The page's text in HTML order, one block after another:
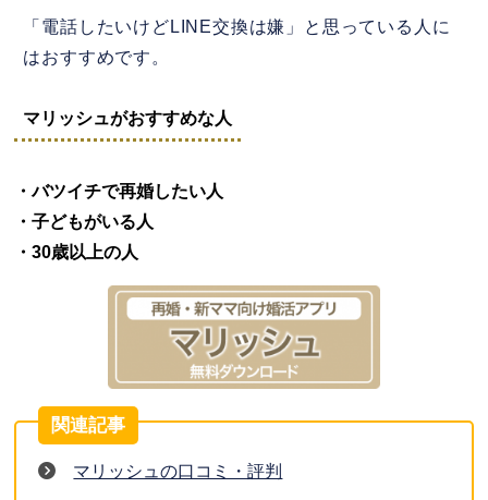
「電話したいけどLINE交換は嫌」と思っている人に
はおすすめです。
マリッシュがおすすめな人
・バツイチで再婚したい人
・子どもがいる人
・30歳以上の人
マリッシュの口コミ・評判